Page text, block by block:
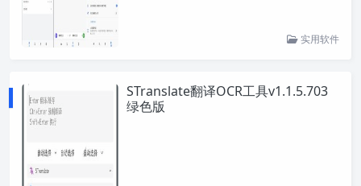
实用软件
STranslate翻译OCR工具v1.1.5.703
绿色版